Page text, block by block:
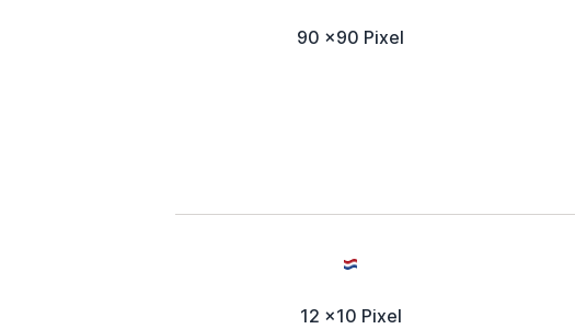
90 x90 Pixel
12 x10 Pixel